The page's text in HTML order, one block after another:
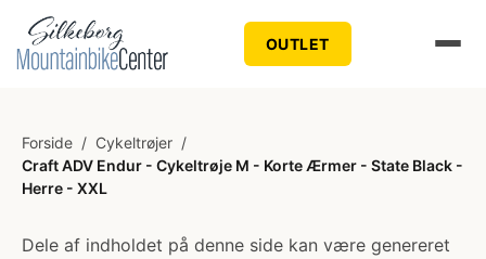
OUTLET
Forside / Cykeltrøjer /
Craft ADV Endur - Cykeltrøje M - Korte Ærmer - State Black -
Herre - XXL
Dele af indholdet på denne side kan være genereret